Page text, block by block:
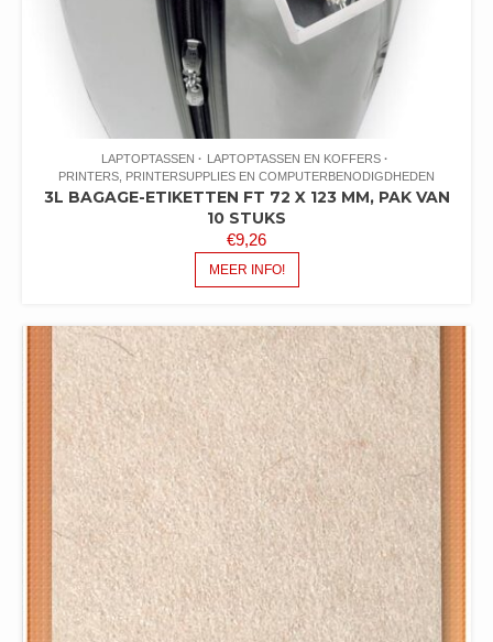
LAPTOPTASSEN
LAPTOPTASSEN EN KOFFERS
PRINTERS, PRINTERSUPPLIES EN COMPUTERBENODIGDHEDEN
3L BAGAGE-ETIKETTEN FT 72 X 123 MM, PAK VAN
10 STUKS
€9,26
MEER INFO!